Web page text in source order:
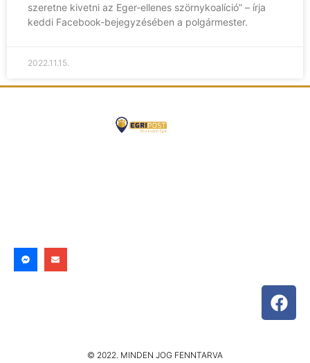
szeretne kivetni az Eger-ellenes szörnykoalíció” – írja
keddi Facebook-bejegyzésében a polgármester.
2022.11.15.
© 2022. MINDEN JOG FENNTARVA